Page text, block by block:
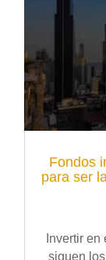
Fondos
para ser
Invertir
siguen